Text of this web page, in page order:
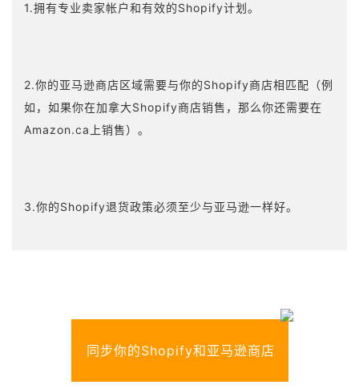
1.拥有专业卖家帐户和有效的Shopify计划。
2.你的亚马逊商店区域需要与你的Shopify商店相匹配（例
如，如果你在加拿大Shopify商店销售，那么你还需要在
Amazon.ca上销售）。
3.你的Shopify退货政策必须至少与亚马逊一样好。
同步你的Shopify和亚马逊商店